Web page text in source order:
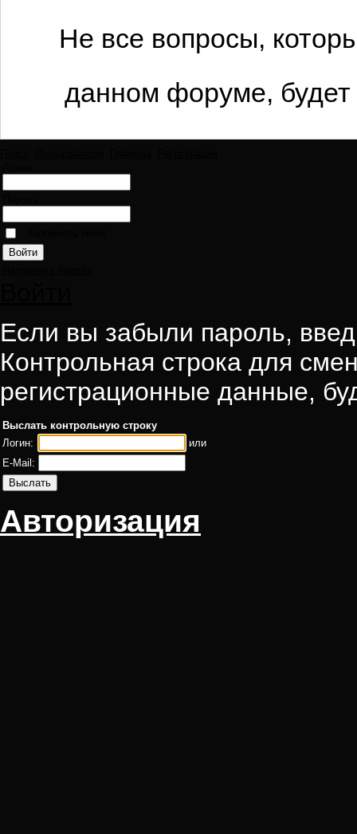
Не все вопросы,
данном форуме,
Если вы забыли пароль,
Контрольная строка для
регистрационные данные,
Выслать контрольную строку
Логин:
или
E-Mail:
Авторизация